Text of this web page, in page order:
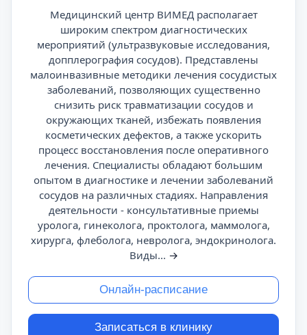
Медицинский центр ВИМЕД располагает
широким спектром диагностических
мероприятий (ультразвуковые исследования,
допплерография сосудов). Представлены
малоинвазивные методики лечения сосудистых
заболеваний, позволяющих существенно
снизить риск травматизации сосудов и
окружающих тканей, избежать появления
косметических дефектов, а также ускорить
процесс восстановления после оперативного
лечения. Специалисты обладают большим
опытом в диагностике и лечении заболеваний
сосудов на различных стадиях. Направления
деятельности - консультативные приемы
уролога, гинеколога, проктолога, маммолога,
хирурга, флеболога, невролога, эндокринолога.
Виды... →
Онлайн-расписание
Записаться в клинику